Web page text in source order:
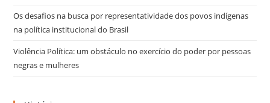
Os desafios na busca por representatividade dos povos indígenas
na política institucional do Brasil
Violência Política: um obstáculo no exercício do poder por pessoas
negras e mulheres